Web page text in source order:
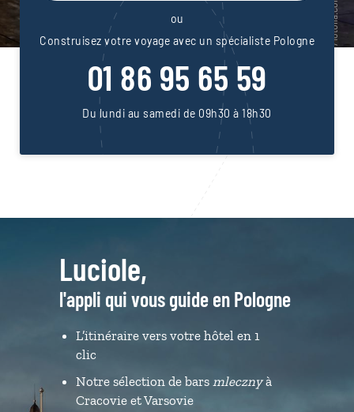
ou
Construisez votre voyage avec un spécialiste Pologne
01 86 95 65 59
Du lundi au samedi de 09h30 à 18h30
Luciole,
l'appli qui vous guide en Pologne
L’itinéraire vers votre hôtel en 1
clic
Notre sélection de bars mlecznyà
Cracovie et Varsovie